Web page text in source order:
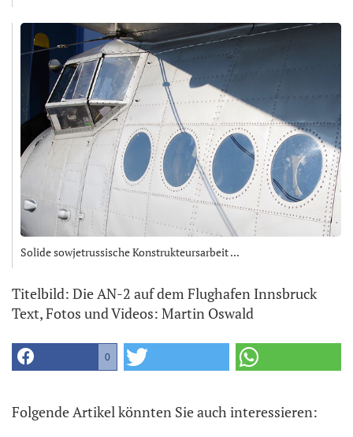
Solide sowjetrussische Konstrukteursarbeit ...
Titelbild: Die AN-2 auf dem Flughafen Innsbruck
Text, Fotos und Videos: Martin Oswald
0
Folgende Artikel könnten Sie auch interessieren: